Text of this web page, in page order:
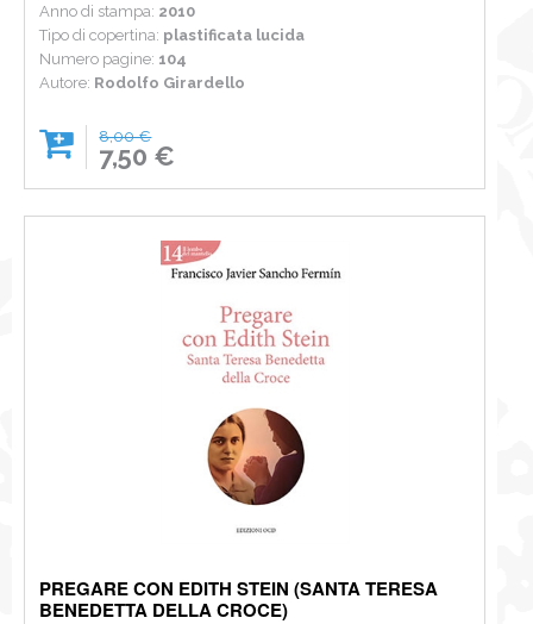
Anno di stampa: 2010
Tipo di copertina: plastificata lucida
Numero pagine: 104
Autore: Rodolfo Girardello
8,00 €
7,50 €
PREGARE CON EDITH STEIN (SANTA TERESA
BENEDETTA DELLA CROCE)